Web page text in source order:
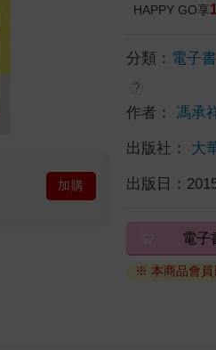
加購
HAPPY GO享
分類： 電子書
?
作者： 馮承
出版社： 大
出版日：
電子
※ 本商品會員